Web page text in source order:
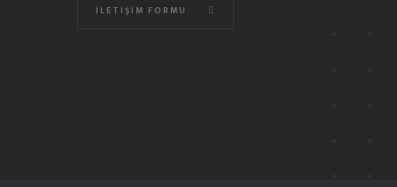
İLETIŞIM FORMU